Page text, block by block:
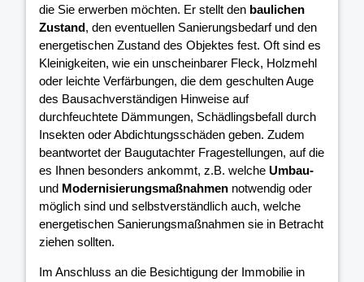
die Sie erwerben möchten. Er stellt den baulichen
Zustand, den eventuellen Sanierungsbedarf und den
energetischen Zustand des Objektes fest. Oft sind es
Kleinigkeiten, wie ein unscheinbarer Fleck, Holzmehl
oder leichte Verfärbungen, die dem geschulten Auge
des Bausachverständigen Hinweise auf
durchfeuchtete Dämmungen, Schädlingsbefall durch
Insekten oder Abdichtungsschäden geben. Zudem
beantwortet der Baugutachter Fragestellungen, auf die
es Ihnen besonders ankommt, z.B. welche Umbau-
und Modernisierungsmaßnahmen notwendig oder
möglich sind und selbstverständlich auch, welche
energetischen Sanierungsmaßnahmen sie in Betracht
ziehen sollten.
Im Anschluss an die Besichtigung der Immobilie in